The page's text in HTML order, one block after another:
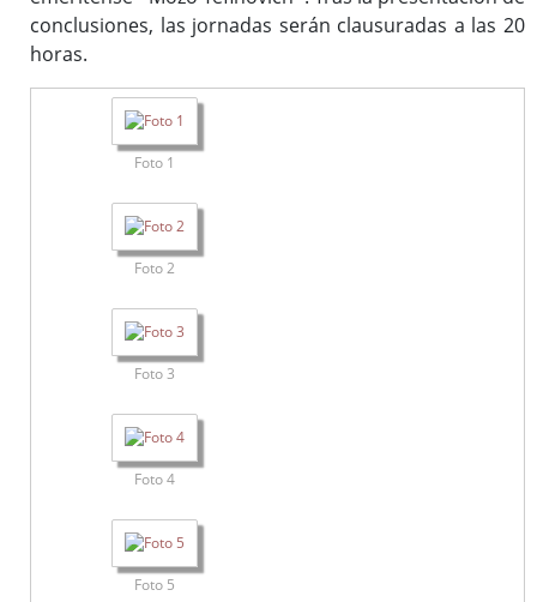
conclusiones, las jornadas serán clausuradas a las 20
horas.
Foto 1
Foto 2
Foto 3
Foto 4
Foto 5